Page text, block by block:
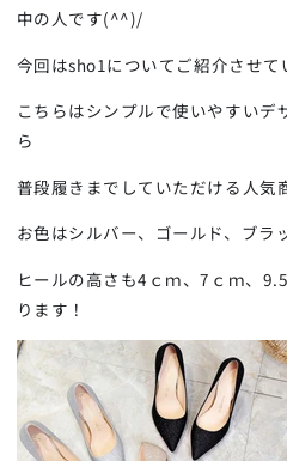
中の人です(^^)/
今回はsho1についてご紹介させて
こちらはシンプルで使いやすいデ
ら
普段履きまでしていただける人気
お色はシルバー、ゴールド、ブラ
ヒールの高さも4ｃｍ、7ｃｍ、
ります！